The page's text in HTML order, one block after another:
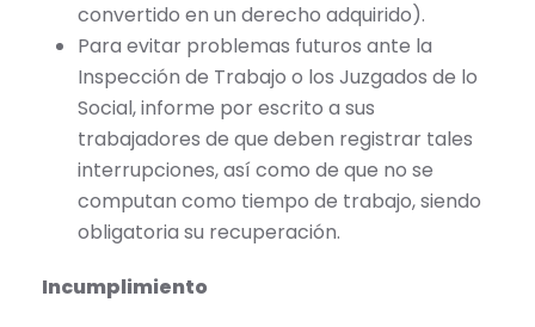
convertido en un derecho adquirido).
Para evitar problemas futuros ante la
Inspección de Trabajo o los Juzgados de lo
Social, informe por escrito a sus
trabajadores de que deben registrar tales
interrupciones, así como de que no se
computan como tiempo de trabajo, siendo
obligatoria su recuperación.
Incumplimiento